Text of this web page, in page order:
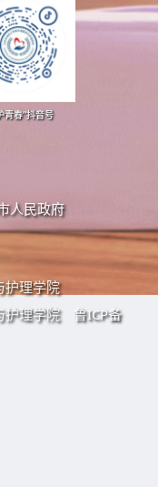
青春”抖音号
护理学院 鲁ICP备
护理学院
人民政府